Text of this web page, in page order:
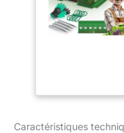
Caractéristiques